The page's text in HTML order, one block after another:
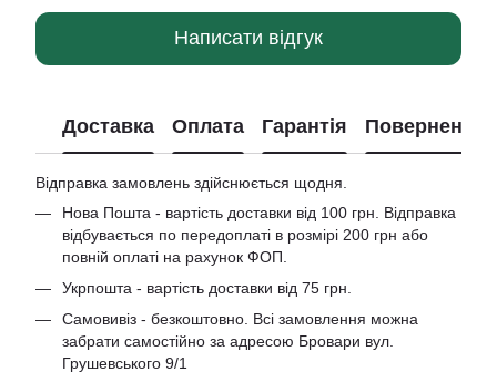
Написати відгук
Доставка Оплата Гарантія Повернення
Відправка замовлень здійснюється щодня.
Нова Пошта - вартість доставки від 100 грн. Відправка
відбувається по передоплаті в розмірі 200 грн або
повній оплаті на рахунок ФОП.
Укрпошта - вартість доставки від 75 грн.
Самовивіз - безкоштовно. Всі замовлення можна
забрати самостійно за адресою Бровари вул.
Грушевського 9/1